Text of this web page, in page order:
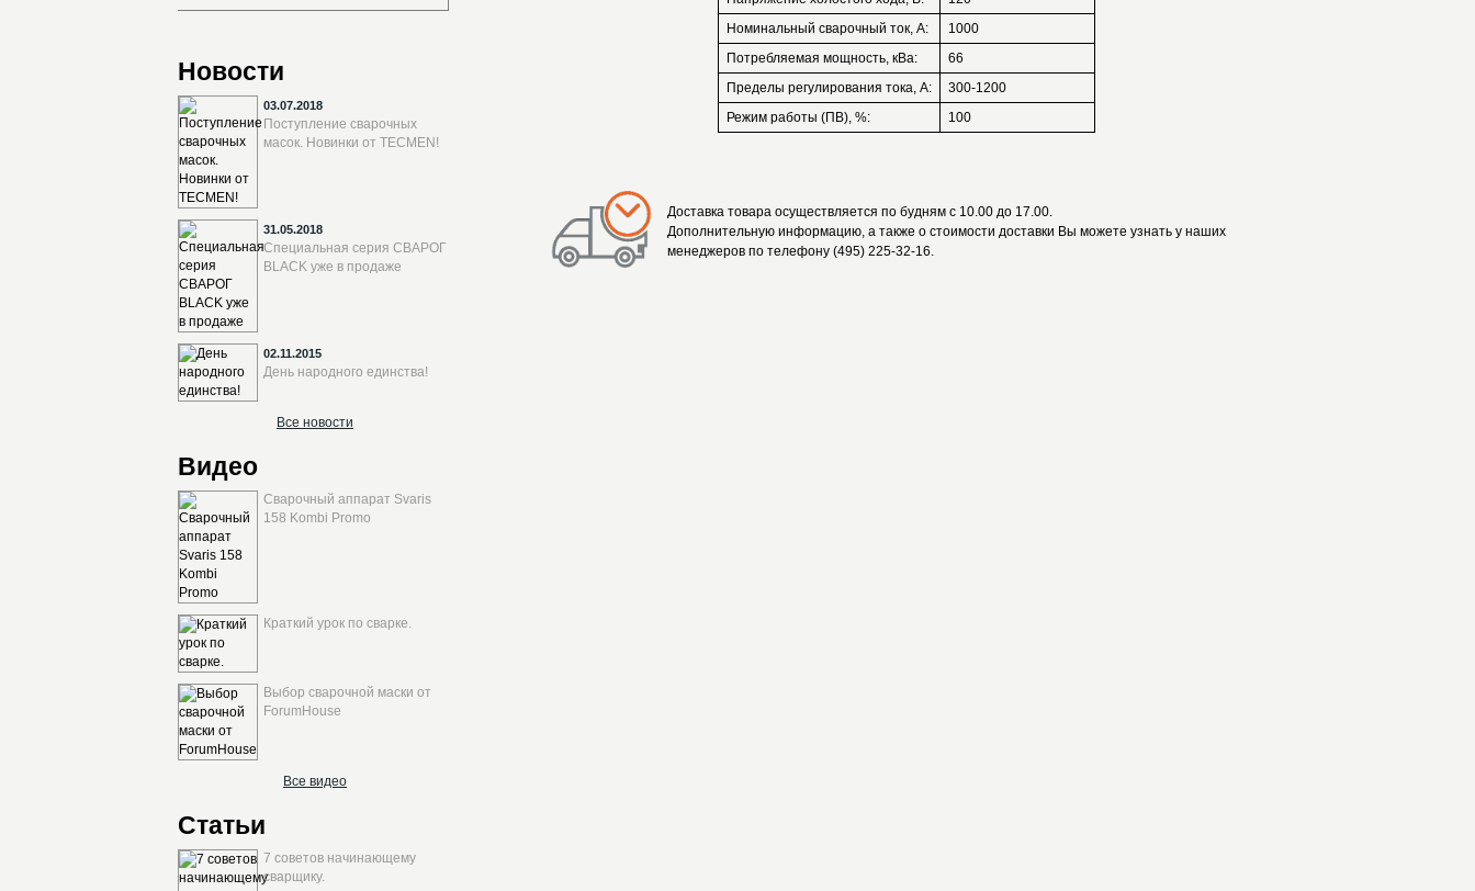
Новости
03.07.2018
Поступление сварочных
масок. Новинки от TECMEN!
31.05.2018
Специальная серия СВАРОГ
BLACK уже в продаже
02.11.2015
День народного единства!
Все новости
Видео
Сварочный аппарат Svaris
158 Kombi Promo
Краткий урок по сварке.
Выбор сварочной маски от
ForumHouse
Все видео
Статьи
7 советов начинающему
сварщику.
Номинальный сварочный ток, А:
1000
Потребляемая мощность, кВа:
66
Пределы регулирования тока, А:
300-1200
Режим работы (ПВ), %:
100
Доставка товара осуществляется по будням с 10.00 до 17.00.
Дополнительную информацию, а также о стоимости доставки Вы можете узнать у наших
менеджеров по телефону (495) 225-32-16.